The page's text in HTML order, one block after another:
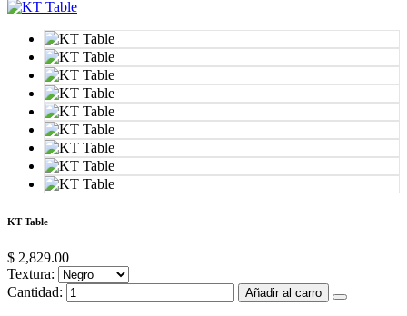
KT Table
$ 2,829.00
Textura:
Cantidad:
Añadir al carro